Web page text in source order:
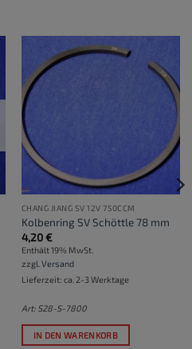
CHANG JIANG SV 12V 750CCM
Kolbenring SV Schöttle 78 mm
4,20€
Enthält 19% MwSt.
zzgl. Versand
Lieferzeit: ca. 2-3 Werktage
Art: S28-S-7800
IN DEN WARENKORB